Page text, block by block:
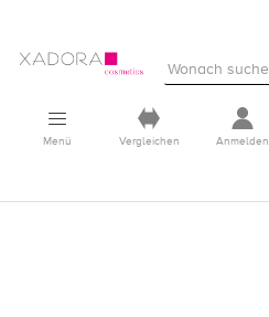
Menü Vergleichen Anmelden